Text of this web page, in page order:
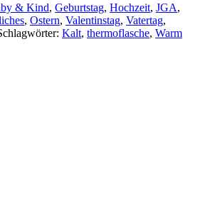
& Kind, Geburtstag, Hochzeit, JGA,
, Ostern, Valentinstag, Vatertag,
Kalt, thermoflasche, Warm